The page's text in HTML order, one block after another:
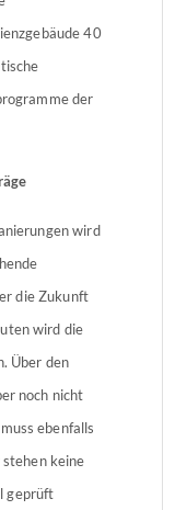
40
der
wird
die Zukunft
wird die
Über den
noch nicht
ebenfalls
keine
geprüft